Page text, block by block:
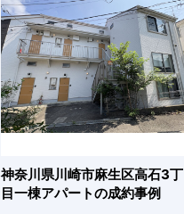
神奈川県川崎市麻生区高石3丁
目一棟アパートの成約事例